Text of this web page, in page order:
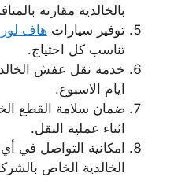
بالخالدية مقارنة
توفير سيارات هاف
تناسب كل احتياج.
ايام الاسبوع.
ضمان سلامة القطع
اثناء عملية النقل.
امكانية التواصل
الخالدية الخاص